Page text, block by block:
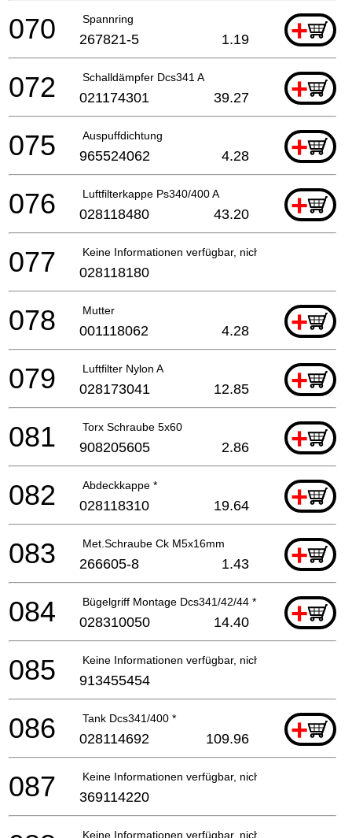
Spannring +
070 267821-5 1.19
Schalldämpfer Dcs341 A +
072 021174301 39.27
Auspuffdichtung +
075 965524062 4.28
Luftfilterkappe Ps340/400 A +
076 028118480 43.20
Keine Informationen verfügbar, nicht bestellbar
077 028118180
Mutter +
078 001118062 4.28
Luftfilter Nylon A +
079 028173041 12.85
Torx Schraube 5x60 +
081 908205605 2.86
Abdeckkappe * +
082 028118310 19.64
Met.Schraube Ck M5x16mm +
083 266605-8 1.43
Bügelgriff Montage Dcs341/42/44 * +
084 028310050 14.40
Keine Informationen verfügbar, nicht bestellbar
085 913455454
Tank Dcs341/400 * +
086 028114692 109.96
Keine Informationen verfügbar, nicht bestellbar
087 369114220
Keine Informationen verfügbar, nicht bestellbar